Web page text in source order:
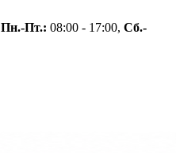
Пн.-Пт.: 08:00 - 17:00, Сб.-